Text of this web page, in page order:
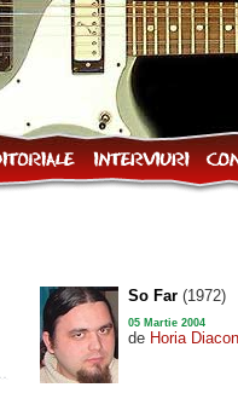
So Far (1972)
05 Martie 2004
de Horia